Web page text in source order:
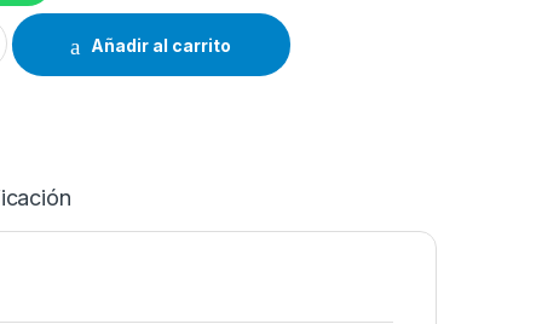
GOOGLE TV TE75UG10 cantidad
Añadir al carrito